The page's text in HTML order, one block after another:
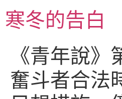
至
主寒冬的告白
《青年說》
奮斗者合法